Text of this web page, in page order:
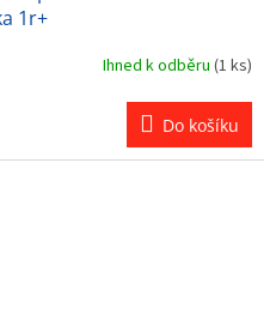
1r+
Ihned k odběru (1 ks)
Do košíku